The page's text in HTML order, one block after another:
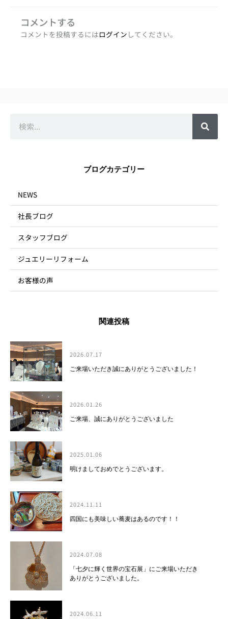
コメントする
コメントを投稿するにはログイン してください。
ブログカテゴリー
NEWS
社長ブログ
スタッフブログ
ジュエリーリフォーム
お客様の声
関連投稿
2026.07.17
ご来場いただき誠にありがとうございました！
2026.01.26
ご来場、誠にありがとうございました
2025.01.06
明けましておめでとうございます。
2024.11.11
四国にも美味しい蕎麦はあるのです！！
2024.07.08
「七夕に輝く世界の宝石展」にご来場いただき
ありがとうございました。
2024.06.11